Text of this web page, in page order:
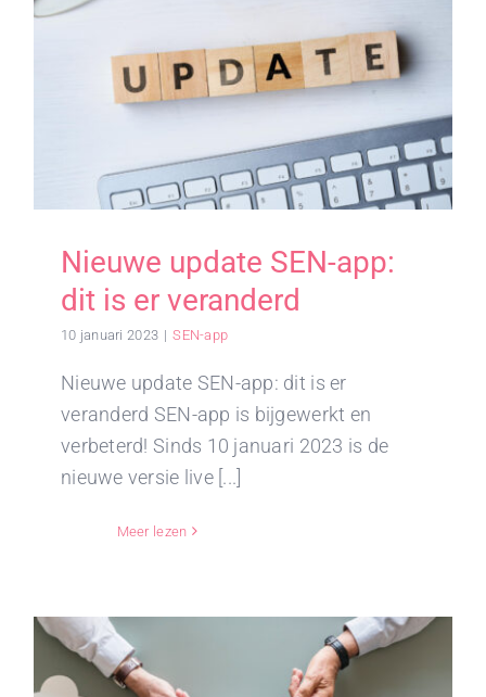
Nieuwe update SEN-app:
dit is er veranderd
10 januari 2023 | SEN-app
Nieuwe update SEN-app: dit is er
veranderd SEN-app is bijgewerkt en
verbeterd! Sinds 10 januari 2023 is de
nieuwe versie live [...]
Meer lezen